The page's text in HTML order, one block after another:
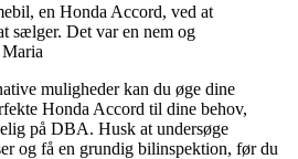
en Honda Accord, ved at
sælger. Det var en nem og
muligheder kan du øge dine
Honda Accord til dine behov,
på DBA. Husk at undersøge
og få en grundig bilinspektion, før du